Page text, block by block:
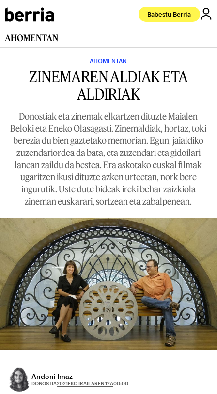
Babestu Berria
AHOMENTAN
AHOMENTAN
ZINEMAREN ALDIAK ETA
ALDIRIAK
Donostiak eta zinemak elkartzen dituzte Maialen
Beloki eta Eneko Olasagasti. Zinemaldiak, hortaz, toki
berezia du bien gaztetako memorian. Egun, jaialdiko
zuzendariordea da bata, eta zuzendari eta gidoilari
lanean zaildu da bestea. Era askotako euskal filmak
ugaritzen ikusi dituzte azken urteetan, nork bere
ingurutik. Uste dute bideak ireki behar zaizkiola
zineman euskarari, sortzean eta zabalpenean.
Andoni Imaz
DONOSTIA2021EKO IRAILAREN 12A00:00